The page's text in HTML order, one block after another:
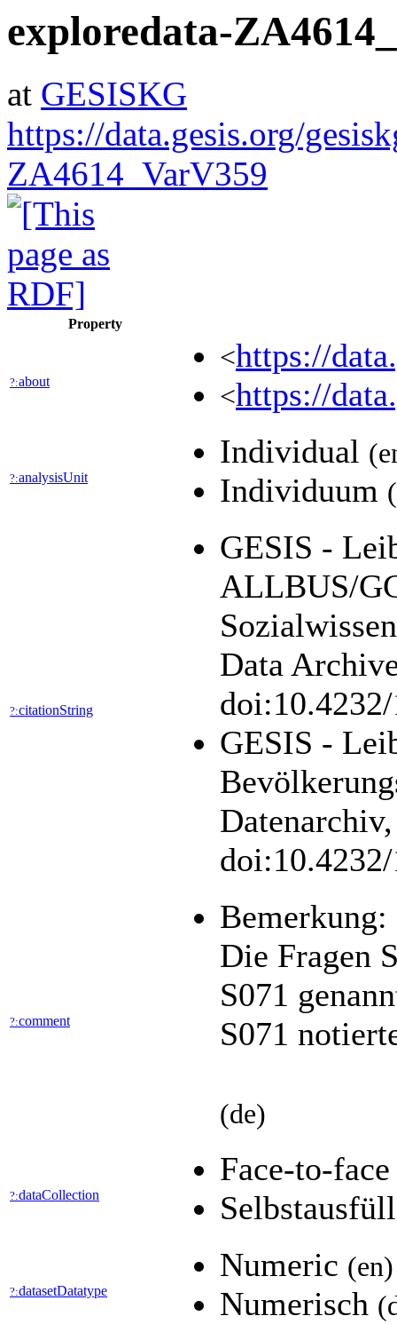
exploredata-
at GESISKG
https://data.gesis.org/
ZA4614_VarV359
Property
?:about
<https://
<https://
?:analysisUnit
Individual
Individuum
?:citationString
GESIS -
ALLBUS/
Data
GESIS -
?:comment
Bemerkung:
Die Fragen
S071
S071
(de)
?:dataCollection
Face-to-
?:datasetDatatype
Numeric (en)
Numerisch